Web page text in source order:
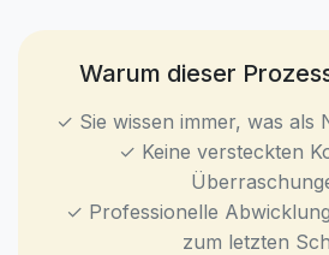
Warum dieser
✓ Sie wissen immer, was als
✓ Keine versteckten
✓ Professionelle
zum letzten